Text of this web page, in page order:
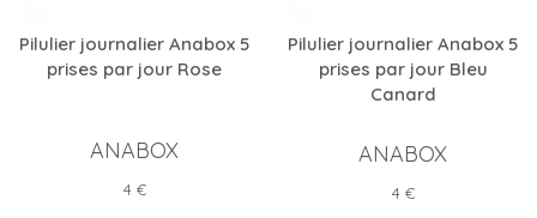
Pilulier journalier Anabox 5
prises par jour Rose
ANABOX
Prix
4 €
Pilulier journalier Anabox 5
prises par jour Bleu
Canard
ANABOX
Prix
4 €